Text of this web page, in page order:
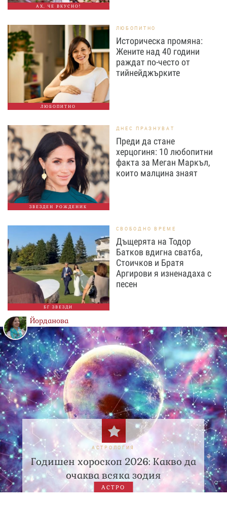
АХ, ЧЕ ВКУСНО!
ЛЮБОПИТНО
ЛЮБОПИТНО
Историческа промяна:
Жените над 40 години
раждат по-често от
тийнейджърките
ЗВЕЗДЕН РОЖДЕНИК
ДНЕС ПРАЗНУВАТ
Преди да стане
херцогиня: 10 любопитни
факта за Меган Маркъл,
които малцина знаят
БГ ЗВЕЗДИ
СВОБОДНО ВРЕМЕ
Дъщерята на Тодор
Батков вдигна сватба,
Стоичков и Братя
Аргирови я изненадаха с
песен
Йорданова
АСТРОЛОГИЯ
Годишен хороскоп 2026: Какво да
очаква всяка зодия
АСТРО